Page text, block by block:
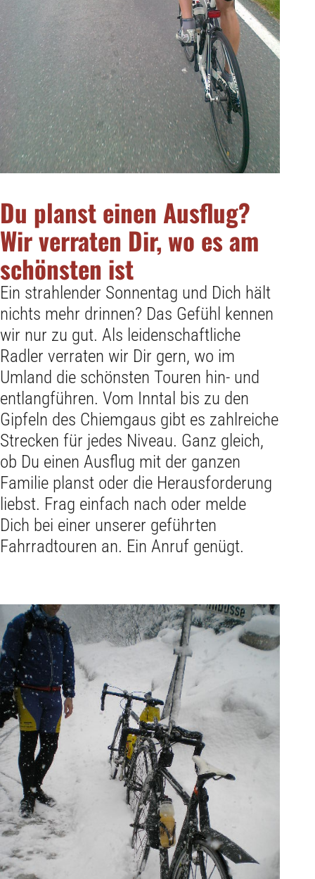
Du planst einen Ausflug?
Wir verraten Dir, wo es am
schönsten ist
Ein strahlender Sonnentag und Dich hält
nichts mehr drinnen? Das Gefühl kennen
wir nur zu gut. Als leidenschaftliche
Radler verraten wir Dir gern, wo im
Umland die schönsten Touren hin- und
entlangführen. Vom Inntal bis zu den
Gipfeln des Chiemgaus gibt es zahlreiche
Strecken für jedes Niveau. Ganz gleich,
ob Du einen Ausflug mit der ganzen
Familie planst oder die Herausforderung
liebst. Frag einfach nach oder melde
Dich bei einer unserer geführten
Fahrradtouren an. Ein Anruf genügt.